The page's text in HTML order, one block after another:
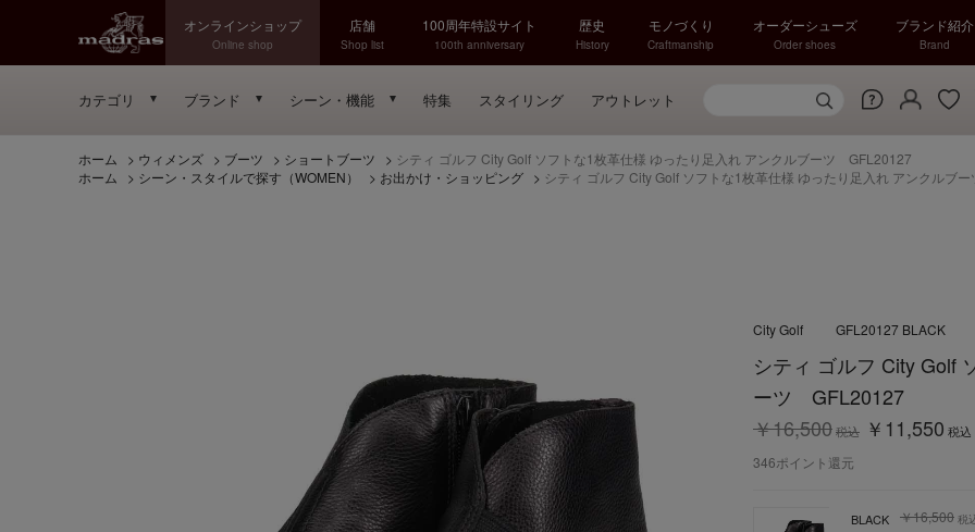
オンラインショップ
Online shop
店舗
Shop list
100周年特設サイト
100th anniversary
歴史
History
モノづくり
Craftmanship
オーダーシューズ
Order shoes
ブランド紹介
Brand
カテゴリ ブランド シーン・機能 特集 スタイリング アウトレット
ホーム > ウィメンズ > ブーツ > ショートブーツ > シティ ゴルフ City Golf ソフトな1枚革仕様 ゆったり足入れ アンクルブーツ GFL20127
ホーム
> シーン・スタイルで探す（WOMEN） > お出かけ・ショッピング > シティ ゴルフ City Golf ソフトな1枚革仕様 ゆったり足入れ アンクルブ
シティ ゴルフ City Golf
ーツ GFL20127
￥11,550 税込
￥16,500税込
BLACK ￥16,500 税
City Golf GFL20127 BLACK
346ポイント還元